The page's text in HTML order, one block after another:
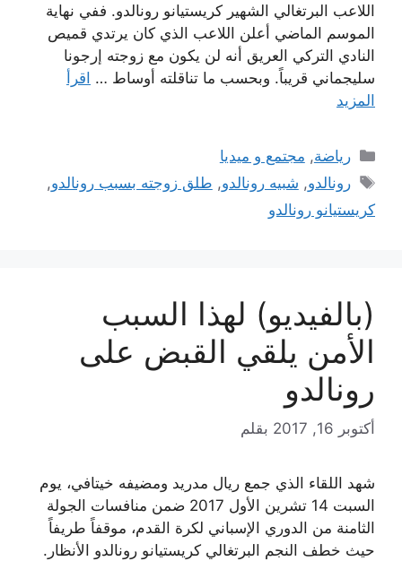
اللاعب البرتغالي الشهير كريستيانو رونالدو. ففي نهاية
الموسم الماضي أعلن اللاعب الذي كان يرتدي قميص
النادي التركي العريق أنه لن يكون مع زوجته إرجونا
سليجماني قريباً. وبحسب ما تناقلته أوساط … اقرأ
المزيد
التصنيفات
رياضة, مجتمع و ميديا
الوسوم
رونالدو, شبيه رونالدو, طلق زوجته بسبب رونالدو,
كريستيانو رونالدو
(بالفيديو) لهذا السبب
الأمن يلقي القبض على
رونالدو
أكتوبر 16, 2017 بقلم
شهد اللقاء الذي جمع ريال مدريد ومضيفه خيتافي، يوم
السبت 14 تشرين الأول 2017 ضمن منافسات الجولة
الثامنة من الدوري الإسباني لكرة القدم، موقفاً طريفاً
حيث خطف النجم البرتغالي كريستيانو رونالدو الأنظار.